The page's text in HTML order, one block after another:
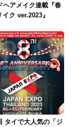
ヘアメイク連載『春
イク ver.2023』
タイで大人気の「ジ